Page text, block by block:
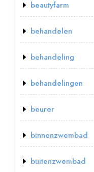
beautyfarm
behandelen
behandeling
behandelingen
beurer
binnenzwembad
buitenzwembad